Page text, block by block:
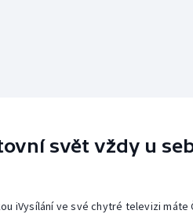
svět vždy u
iVysílání ve své chytré televizi